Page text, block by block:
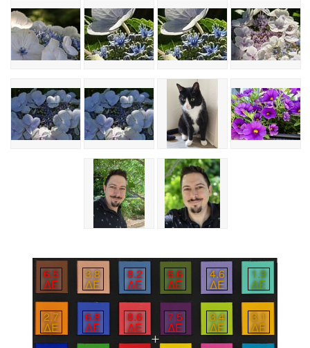
6.5
∆E
3.8
∆E
8.2
∆E
6.6
∆E
4.6
∆E
1.9
∆E
2.7
∆E
6.8
∆E
8.6
∆E
7.5
∆E
3.4
∆E
3.1
∆E